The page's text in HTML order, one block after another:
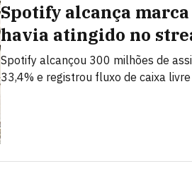
Spotify alcança
havia atingido no
Spotify alcançou 300 milhões de
33,4% e registrou fluxo de caixa